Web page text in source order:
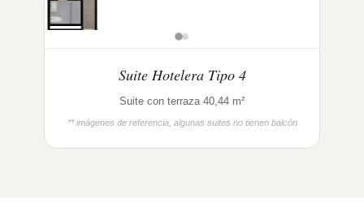
Suite Hotelera Tipo 4
Suite con terraza 40,44 m²
** imágenes de referencia, algunas suites no tienen balcón